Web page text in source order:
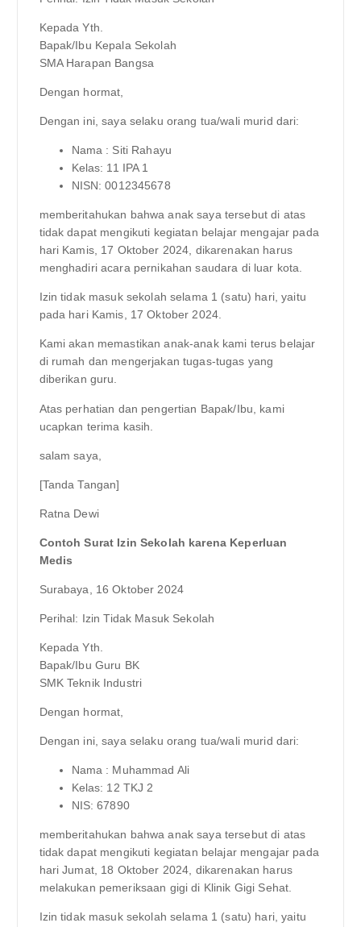
Kepada Yth.
Bapak/Ibu Kepala Sekolah
SMA Harapan Bangsa
Dengan hormat,
Dengan ini, saya selaku orang tua/wali murid dari:
Nama : Siti Rahayu
Kelas: 11 IPA 1
NISN: 0012345678
memberitahukan bahwa anak saya tersebut di atas
tidak dapat mengikuti kegiatan belajar mengajar pada
hari Kamis, 17 Oktober 2024, dikarenakan harus
menghadiri acara pernikahan saudara di luar kota.
Izin tidak masuk sekolah selama 1 (satu) hari, yaitu
pada hari Kamis, 17 Oktober 2024.
Kami akan memastikan anak-anak kami terus belajar
di rumah dan mengerjakan tugas-tugas yang
diberikan guru.
Atas perhatian dan pengertian Bapak/Ibu, kami
ucapkan terima kasih.
salam saya,
[Tanda Tangan]
Ratna Dewi
Contoh Surat Izin Sekolah karena Keperluan
Medis
Surabaya, 16 Oktober 2024
Perihal: Izin Tidak Masuk Sekolah
Kepada Yth.
Bapak/Ibu Guru BK
SMK Teknik Industri
Dengan hormat,
Dengan ini, saya selaku orang tua/wali murid dari:
Nama : Muhammad Ali
Kelas: 12 TKJ 2
NIS: 67890
memberitahukan bahwa anak saya tersebut di atas
tidak dapat mengikuti kegiatan belajar mengajar pada
hari Jumat, 18 Oktober 2024, dikarenakan harus
melakukan pemeriksaan gigi di Klinik Gigi Sehat.
Izin tidak masuk sekolah selama 1 (satu) hari, yaitu